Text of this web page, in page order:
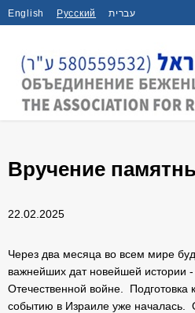
English Русский עברית
Главная / Новости /
Вручение
22.02.2025
Через два месяца во всем мире
важнейших дат новейшей истории
Отечественной войне. Подготовка
событию в Израиле уже